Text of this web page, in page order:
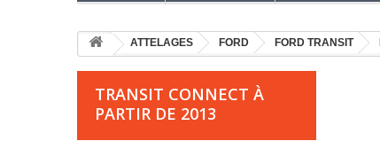
ATTELAGES FORD FORD TRANSIT
TRANSIT CONNECT À
PARTIR DE 2013